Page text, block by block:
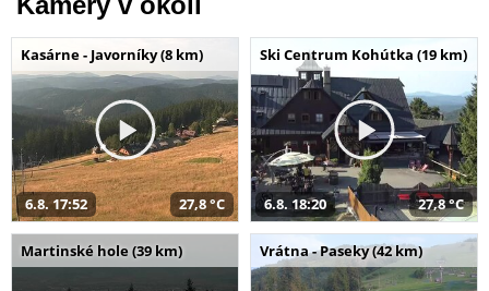
Kasárne - Javorníky (8 km)
6.8. 17:52 27,8 °C
Ski Centrum Kohútka (19 km)
6.8. 18:20 27,8 °C
Martinské hole (39 km) Vrátna - Paseky (42 km)